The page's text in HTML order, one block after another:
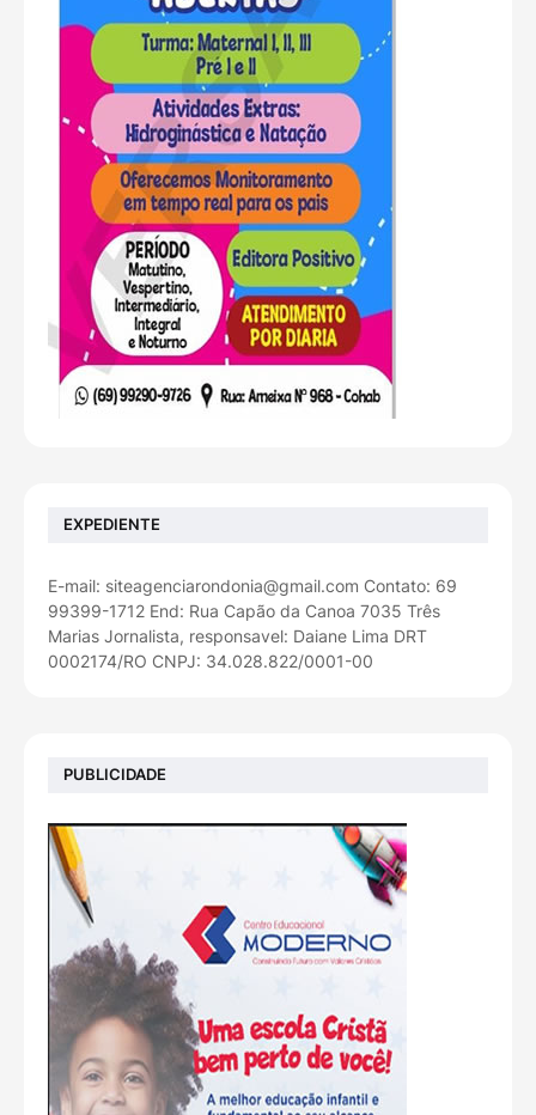
EXPEDIENTE
E-mail: siteagenciarondonia@gmail.com Contato: 69
99399-1712 End: Rua Capão da Canoa 7035 Três
Marias Jornalista, responsavel: Daiane Lima DRT
0002174/RO CNPJ: 34.028.822/0001-00
PUBLICIDADE